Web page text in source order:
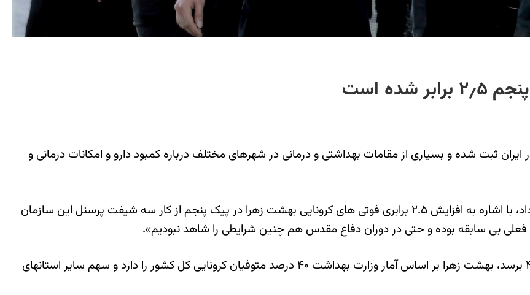
است
ایران ثبت شده و بسیاری از مقامات بهداشتی و درمانی در شهرهای مختلف درباره کمبود دارو و امکانات درمانی و
حالا سعید خال مدیرعامل سازمان بهشت زهرا، روز شنبه ۳۰ مرداد، با اشاره به افزایش ۲.۵ برابری فوتی های کرونایی بهشت زهرا در پیک پنجم از کار سه شیفت پرسنل این سازمان
وی افزود: «تصور نمی کردیم روزی متوفیان شهر تهران به عدد ۴۰۰ برسد، بهشت زهرا بر اساس آمار وزارت بهداشت ۴۰ درصد متوفیان کرونایی کل کشور را دارد و سهم سایر استانهای